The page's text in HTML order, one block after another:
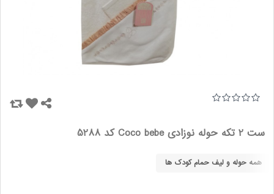
ست 2 تکه حوله نوزادی Coco bebe کد 5288
همه حوله و لیف حمام کودک ها